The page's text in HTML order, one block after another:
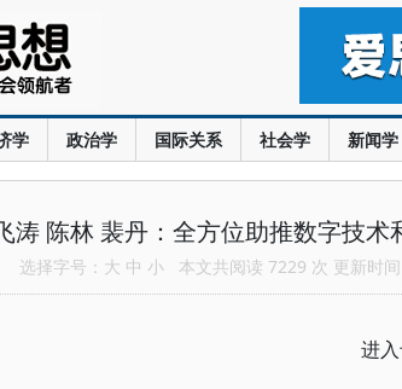
学 政治学 国际关系 社会学 新闻学
涛 陈林 裴丹：全方位助推数字技术
选择字号： 大 中 小 本文共阅读 7229 次 更新时
进入